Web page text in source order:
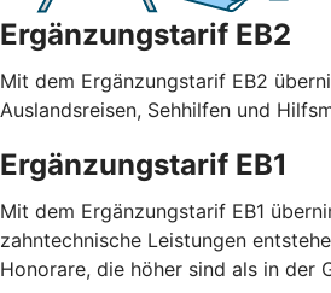
Ergänzungstarif EB2
Mit dem Ergänzungstarif EB2
Auslandsreisen, Sehhilfen und
Ergänzungstarif EB1
Mit dem Ergänzungstarif EB1
zahntechnische Leistungen
Honorare, die höher sind als in der